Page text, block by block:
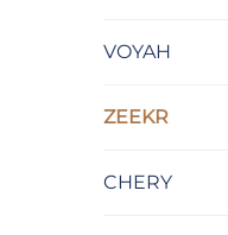
VOYAH
ZEEKR
CHERY